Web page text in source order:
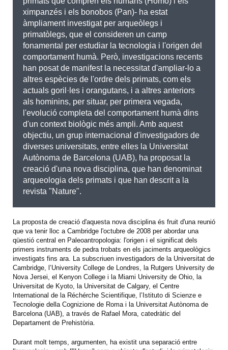
ximpanzés i els bonobos (Pan)- ha estat
àmpliament investigat per arqueòlegs i
primatòlegs, que el consideren un camp
fonamental per estudiar la tecnologia i l'origen del
comportament humà. Però, investigacions recents
han posat de manifest la necessitat d'ampliar-lo a
altres espècies de l'ordre dels primats, com els
actuals goril·les i orangutans, i a altres anteriors
als hominins, per situar, per primera vegada,
l'evolució completa del comportament humà dins
d'un context biològic més ampli. Amb aquest
objectiu, un grup internacional d'investigadors de
diverses universitats, entre elles la Universitat
Autònoma de Barcelona (UAB), ha proposat la
creació d'una nova disciplina, que han denominat
arqueologia dels primats i que han descrit a la
revista "Nature".
La proposta de creació d'aquesta nova disciplina és fruit d'una reunió
que va tenir lloc a Cambridge l'octubre de 2008 per abordar una
qüestió central en Paleoantropologia: l'origen i el significat dels
primers instruments de pedra trobats en els jaciments arqueològics
investigats fins ara. La subscriuen investigadors de la Universitat de
Cambridge, l’University College de Londres, la Rutgers University de
Nova Jersei, el Kenyon College i la Miami University de Ohio, la
Universitat de Kyoto, la Universitat de Calgary, el Centre
International de la Réchérche Scientifique, l’Istituto di Scienze e
Tecnologie della Cognizione de Roma i la Universitat Autònoma de
Barcelona (UAB), a través de Rafael Mora, catedràtic del
Departament de Prehistòria.
Durant molt temps, argumenten, ha existit una separació entre